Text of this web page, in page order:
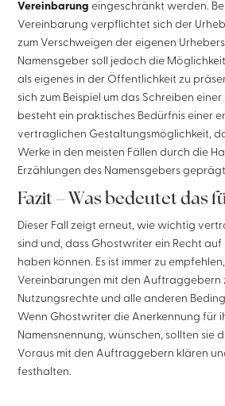
Vereinbarung eingeschränkt werden.
Vereinbarung verpflichtet sich der
zum Verschweigen der eigenen
Namensgeber soll jedoch die
als eigenes in der Öffentlichkeit zu
sich zum Beispiel um das Schreiben
besteht ein praktisches Bedürfnis einer
vertraglichen Gestaltungsmöglichkeit,
Werke in den meisten Fällen durch die
Erzählungen des Namensgebers
Fazit – Was bedeutet das
Dieser Fall zeigt erneut, wie wichtig
sind und, dass Ghostwriter ein Recht auf
haben können. Es ist immer zu
Vereinbarungen mit den Auftraggebern
Nutzungsrechte und alle anderen
Wenn Ghostwriter die Anerkennung für
Namensnennung, wünschen, sollten sie
Voraus mit den Auftraggebern klären
festhalten.